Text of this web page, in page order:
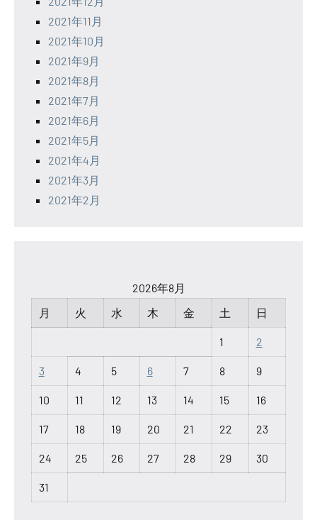
2021年11月
2021年10月
2021年9月
2021年8月
2021年7月
2021年6月
2021年5月
2021年4月
2021年3月
2021年2月
2026年8月
月
火 水 木 金 土 日
1 2
3 4 5 6 7 8 9
10 11 12 13 14 15 16
17 18 19 20 21 22 23
24 25 26 27 28 29 30
31